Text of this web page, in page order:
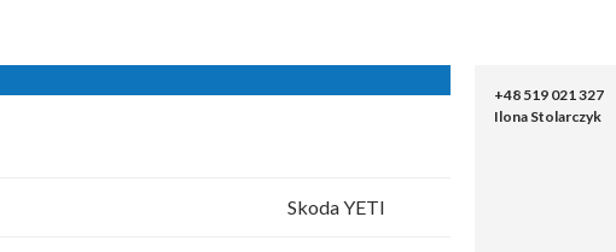
Skoda YETI
+48 519 021 327
Ilona Stolarczyk